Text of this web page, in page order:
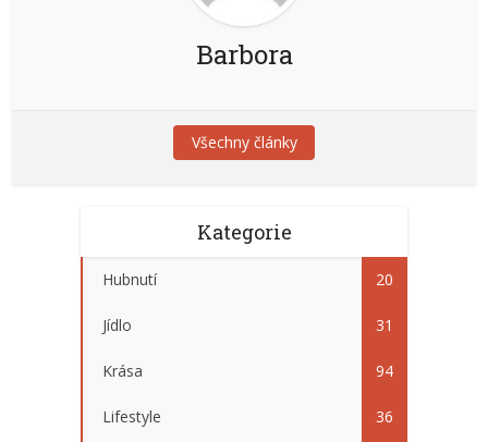
Barbora
Všechny články
Kategorie
Hubnutí 20
Jídlo 31
Krása 94
Lifestyle 36